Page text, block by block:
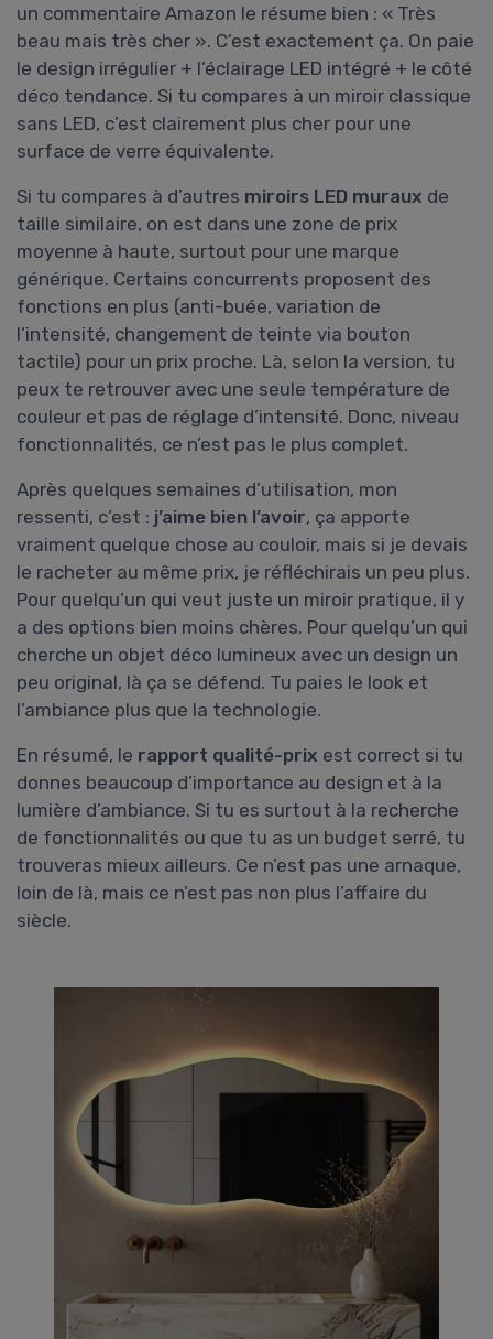
un commentaire Amazon le résume bien : « Très
beau mais très cher ». C’est exactement ça. On paie
le design irrégulier + l’éclairage LED intégré + le côté
déco tendance. Si tu compares à un miroir classique
sans LED, c’est clairement plus cher pour une
surface de verre équivalente.
Si tu compares à d’autres miroirs LED muraux de
taille similaire, on est dans une zone de prix
moyenne à haute, surtout pour une marque
générique. Certains concurrents proposent des
fonctions en plus (anti-buée, variation de
l’intensité, changement de teinte via bouton
tactile) pour un prix proche. Là, selon la version, tu
peux te retrouver avec une seule température de
couleur et pas de réglage d’intensité. Donc, niveau
fonctionnalités, ce n’est pas le plus complet.
Après quelques semaines d’utilisation, mon
ressenti, c’est : j’aime bien l’avoir, ça apporte
vraiment quelque chose au couloir, mais si je devais
le racheter au même prix, je réfléchirais un peu plus.
Pour quelqu’un qui veut juste un miroir pratique, il y
a des options bien moins chères. Pour quelqu’un qui
cherche un objet déco lumineux avec un design un
peu original, là ça se défend. Tu paies le look et
l’ambiance plus que la technologie.
En résumé, le rapport qualité-prix est correct si tu
donnes beaucoup d’importance au design et à la
lumière d’ambiance. Si tu es surtout à la recherche
de fonctionnalités ou que tu as un budget serré, tu
trouveras mieux ailleurs. Ce n’est pas une arnaque,
loin de là, mais ce n’est pas non plus l’affaire du
siècle.